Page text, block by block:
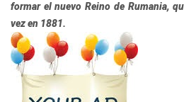
formar el nuevo Reino de Rumania,
vez en 1881.